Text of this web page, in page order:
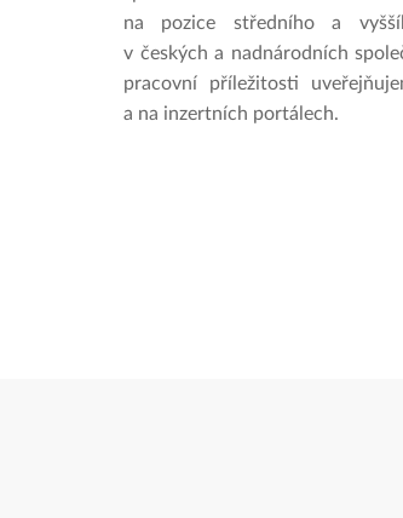
na pozice středního a
v českých a nadnárodních
pracovní příležitosti
a na inzertních portálech.